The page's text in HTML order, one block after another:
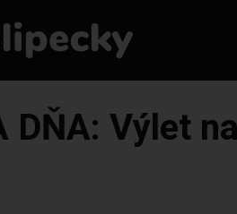
DŇA: Výlet